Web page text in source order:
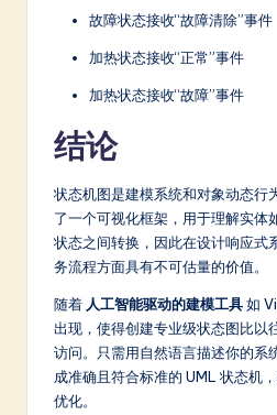
故障状态接收“故障清除”事件
加热状态接收“正常”事件
加热状态接收“故障”事件
结论
状态机图是建模系统和对象动态行
了一个可视化框架，用于理解实体
状态之间转换，因此在设计响应式
务流程方面具有不可估量的价值。
随着 人工智能驱动的建模工具如
出现，使得创建专业级状态图比以
访问。只需用自然语言描述你的系
成准确且符合标准的 UML 状态机
优化。